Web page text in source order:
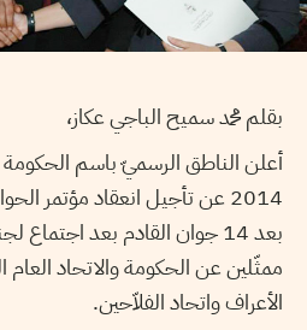
بقلم محمد سميح الباجي عكاز،
2014 عن تأجيل انعقاد مؤتمر
بعد 14 جوان القادم بعد اجتماع
ممثّلين عن الحكومة والاتحاد
الأعراف واتحاد الفلاّحين.